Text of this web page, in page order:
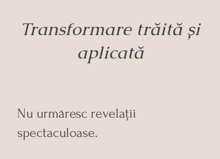
Transformare trăită și
aplicată
Nu urmăresc revelații
spectaculoase.